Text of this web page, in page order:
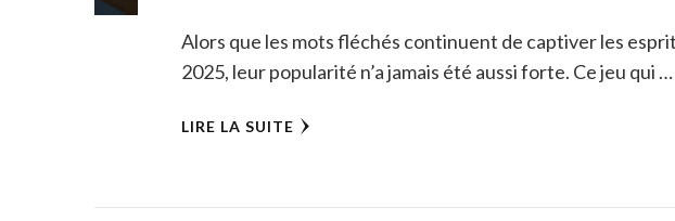
Alors que les mots fléchés continuent de captiver les
2025, leur popularité n’a jamais été aussi forte. Ce jeu qui …
LIRE LA SUITE